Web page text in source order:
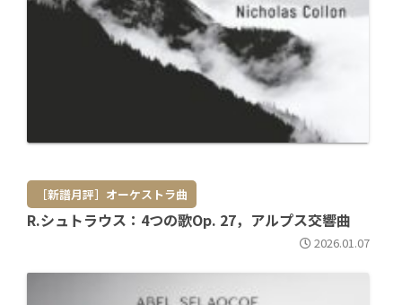
［新譜月評］オーケストラ曲
R.シュトラウス：4つの歌Op. 27，アルプス交響曲
2026.01.07